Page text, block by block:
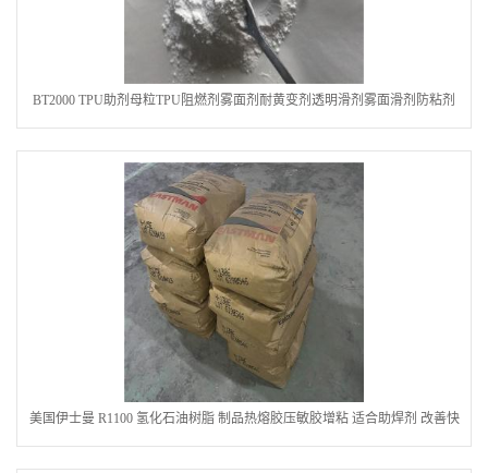
BT2000 TPU助剂母粒TPU阻燃剂雾面剂耐黄变剂透明滑剂雾面滑剂防粘剂
TPU抗黄变剂
美国伊士曼 R1100 氢化石油树脂 制品热熔胶压敏胶增粘 适合助焊剂 改善快
干性 高流动性